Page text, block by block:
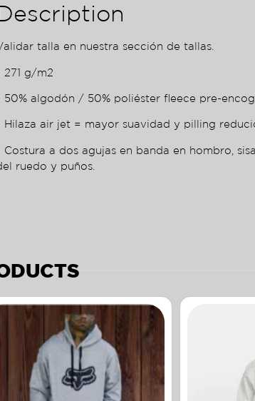
talla en nuestra sección de tallas.
271 g/m2
50% algodón / 50% poliéster fleece pre-
Hilaza air jet = mayor suavidad y pilling
Costura a dos agujas en banda en hombro,
ruedo y puños.